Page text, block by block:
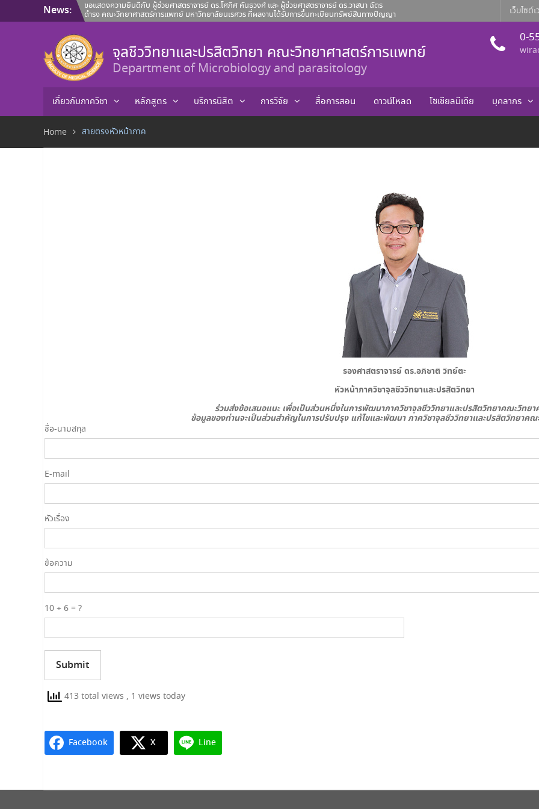
content
News: ขอแสดงความยินดีกับ ผู้ช่วยศาสตราจารย์ ดร.โศภิศ คันธวงศ์ และ ผู้ช่วยศาสตราจารย์ ดร.วาสนา ฉัตร
ดำรง คณะวิทยาศาสตร์การแพทย์ มหาวิทยาลัยนเรศวร ที่ผลงานได้รับการขึ้นทะเบียนทรัพย์สินทางปัญญา
คณะวิทยาศาสตร์การแพทย์ ขอแสดงความยินดีกับ ผู้ช่วยศาสตราจารย์ ดร.โศภิศ คันธวงศ์ รอง
ทรัพย์สินทางปัญญา
คณะวิทยาศาสตร์การแพทย์ ขอแนะนำบุคลากรสายวิชาการ ประจำเดือนสิงหาคม 2569
เว็บไซต์
จุลชีววิทยาและปรสิตวิทยา คณะวิทยาศาสตร์การแพทย์
Department of Microbiology and parasitology
0-
เกี่ยวกับภาควิชา หลักสูตร บริการนิสิต การวิจัย สื่อการสอน ดาวน์โหลด โซเชียลมีเดีย บุคลากร
Home สายตรงหัวหน้าภาค
รองศาสตราจารย์ ดร.อภิชาติ วิทย์ตะ
หัวหน้าภาควิชาจุลชีววิทยาและปรสิตวิทยา
ร่วมส่งข้อเสนอแนะ เพื่อเป็นส่วนหนึ่งในการพัฒนาภาควิชาจุลชีววิทยาและปรสิตวิทยาคณะวิทย
ข้อมูลของท่านจะเป็นส่วนสำคัญในการปรับปรุง แก้ไขและพัฒนา ภาควิชาจุลชีววิทยาและปรสิตวิทยาค
ชื่อ-นามสกุล
E-mail
หัวเรื่อง
ข้อความ
10 + 6 = ?
Submit
413 total views , 1 views today
Facebook X Line